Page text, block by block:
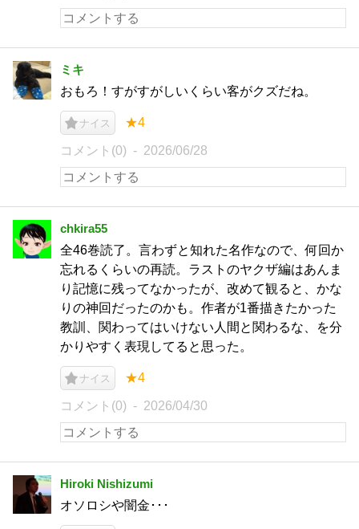
ミキ
おもろ！すがすがしいくらい客がクズだね。
ナイス ★4
コメント(0) 2026/06/28
chkira55
全46巻読了。言わずと知れた名作なので、何回か
忘れるくらいの再読。ラストのヤクザ編はあんま
り記憶に残ってなかったが、改めて観ると、かな
りの神回だったのかも。作者が1番描きたかった
教訓、関わってはいけない人間と関わるな、を分
かりやすく表現してると思った。
ナイス ★4
コメント(0) 2026/04/30
Hiroki Nishizumi
オソロシや闇金･･･